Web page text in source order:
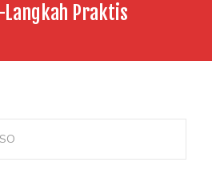
Praktis